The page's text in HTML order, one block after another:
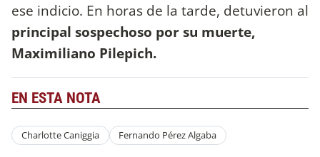
ese indicio. En horas de la tarde, detuvieron al
principal sospechoso por su muerte,
Maximiliano Pilepich.
EN ESTA NOTA
Charlotte Caniggia Fernando Pérez Algaba